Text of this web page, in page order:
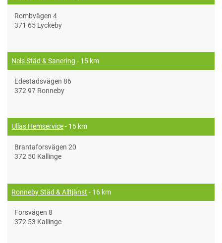
Rombvägen 4
371 65 Lyckeby
Nels Städ & Sanering - 15 km
Edestadsvägen 86
372 97 Ronneby
Ullas Hemservice- 16 km
Brantaforsvägen 20
372 50 Kallinge
Ronneby Städ & Alltjänst - 16 km
Forsvägen 8
372 53 Kallinge